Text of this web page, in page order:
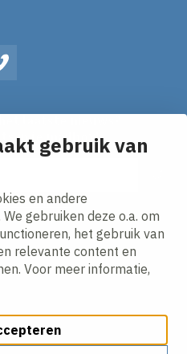
gebruik van
en andere
gebruiken deze o.a. om
het gebruik van
relevante content en
Voor meer informatie,
in je mailbox!
statement.
Privacy policy